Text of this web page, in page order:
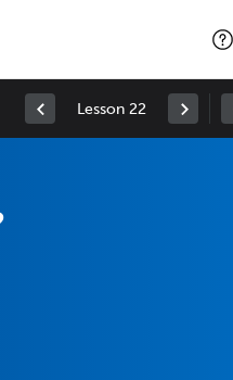
Lesson 22